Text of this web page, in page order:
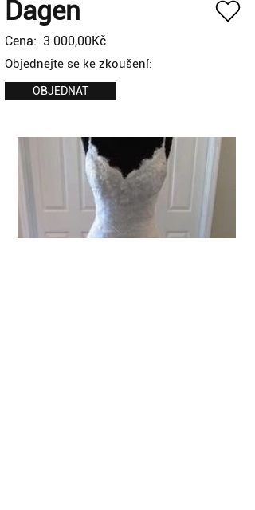
Dagen
Cena: 3 000,00Kč
Objednejte se ke zkoušení:
OBJEDNAT